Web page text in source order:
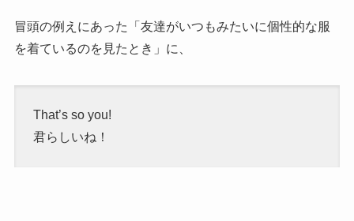
冒頭の例えにあった「友達がいつもみたいに個性的な服
を着ているのを見たとき」に、
That’s so you!
君らしいね！